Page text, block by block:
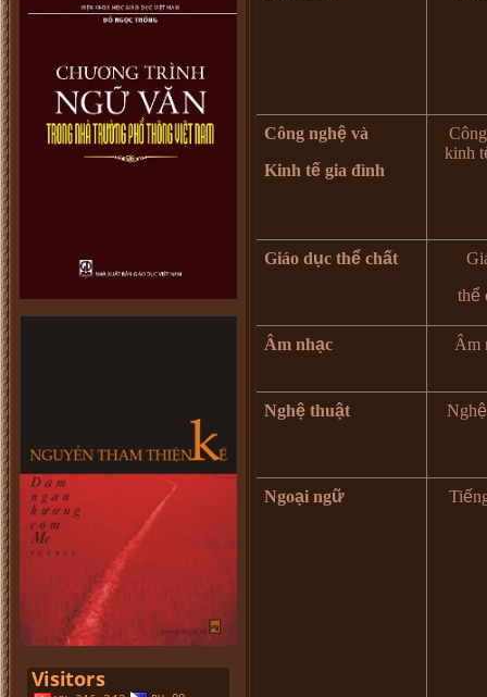
Công nghệvà
Kinh tếgia đình
kinh t
Giáo dục thểchất
thể
Âm nhạc Âm
Nghệthuật Nghệ
Ngoại ngữ Tiế